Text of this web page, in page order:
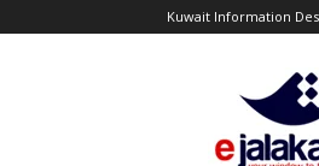
Kuwait Information
ejalakam